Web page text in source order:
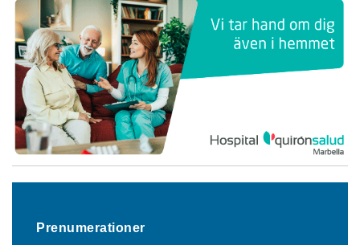
Prenumerationer